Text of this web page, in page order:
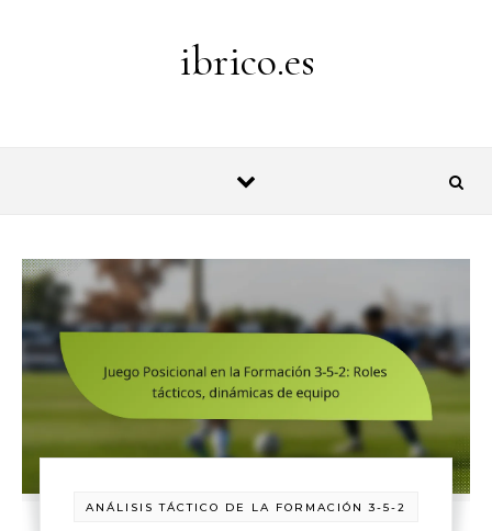
ibrico.es
ANÁLISIS TÁCTICO DE LA FORMACIÓN 3-5-2